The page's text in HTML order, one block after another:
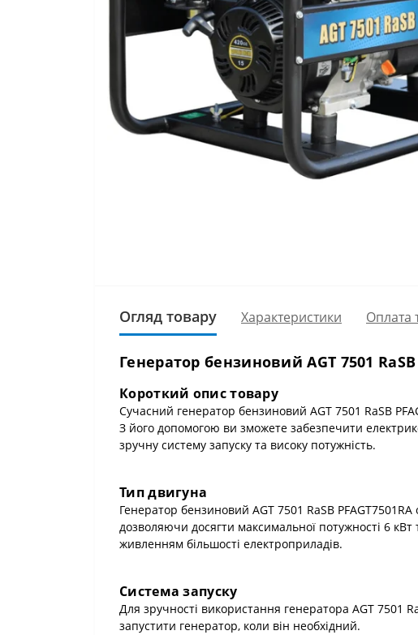
Огляд товару Характеристики Оплата
Генератор бензиновий AGT 7501
Короткий опис товару
Сучасний генератор бензиновий AGT 7501 RaSB
З його допомогою ви зможете забезпечити
зручну систему запуску та високу потужність.
Тип двигуна
Генератор бензиновий AGT 7501 RaSB
дозволяючи досягти максимальної потужності 6
живленням більшості електроприладів.
Система запуску
Для зручності використання генератора AGT 7501
запустити генератор, коли він необхідний.